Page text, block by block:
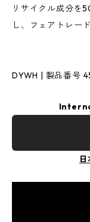
リサイクル成分を
し、フェアトレー
DYWH | 製品番号